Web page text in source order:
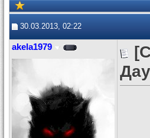
30.03.2013, 02:22
akela1979